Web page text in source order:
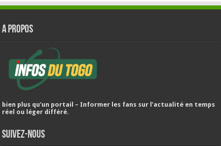
A PROPOS
bien plus qu’un portail – Informer les fans sur l’actualité en temps
réel ou léger différé.
Suivez-nous